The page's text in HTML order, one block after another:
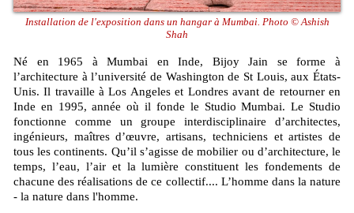
Installation de l'exposition dans un hangar à Mumbai. Photo © Ashish
Shah
Né en 1965 à Mumbai en Inde, Bijoy Jain se forme à
l’architecture à l’université de Washington de St Louis, aux États-
Unis. Il travaille à Los Angeles et Londres avant de retourner en
Inde en 1995, année où il fonde le Studio Mumbai. Le Studio
fonctionne comme un groupe interdisciplinaire d’architectes,
ingénieurs, maîtres d’œuvre, artisans, techniciens et artistes de
tous les continents. Qu’il s’agisse de mobilier ou d’architecture, le
temps, l’eau, l’air et la lumière constituent les fondements de
chacune des réalisations de ce collectif.... L’homme dans la nature
- la nature dans l'homme.